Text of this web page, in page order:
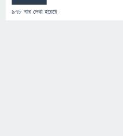
978 বার দেখা হয়েছে